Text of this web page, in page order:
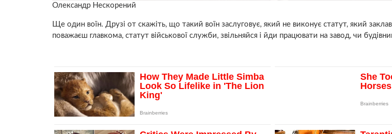
Олександр Нескорений
Ще один воїн. Друзі от скажіть, що такий воїн заслуговує, який не виконує статут, який
поважаєш главкома, статут військової служби, звільняйся і йди працювати на завод, чи